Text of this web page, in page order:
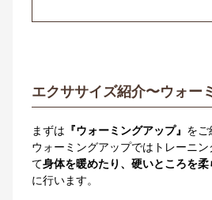
エクササイズ紹介〜ウォー
まずは 『ウォーミングアップ』 をご
ウォーミングアップではトレーニ
て身体を暖めたり、硬いところを柔
に行います。